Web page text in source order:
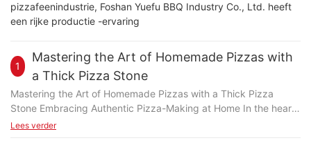
pizzafeenindustrie, Foshan Yuefu BBQ Industry Co., Ltd. heeft
een rijke productie -ervaring
1
Mastering the Art of Homemade Pizzas with
a Thick Pizza Stone
Mastering the Art of Homemade Pizzas with a Thick Pizza
Stone Embracing Authentic Pizza-Making at Home In the heart
of every pizza lover's soul lies the quest for the perfect
Lees verder